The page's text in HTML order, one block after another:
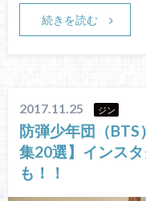
続きを読む
2017.11.25 ジン
防弾少年団（
集20選】インス
も！！